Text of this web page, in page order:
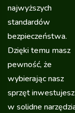
najwyższych
standardów
bezpieczeństwa.
Dzięki temu masz
pewność, że
wybierając nasz
sprzęt inwestujesz
w solidne